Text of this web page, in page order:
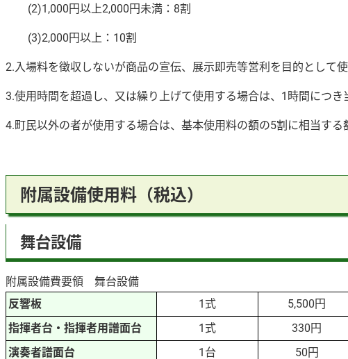
(2)1,000円以上2,000円未満：8割
(3)2,000円以上：10割
2.入場料を徴収しないが商品の宣伝、展示即売等営利を目的として
3.使用時間を超過し、又は繰り上げて使用する場合は、1時間につ
4.町民以外の者が使用する場合は、基本使用料の額の5割に相当する
附属設備使用料（税込）
舞台設備
附属設備費要領 舞台設備
反響板
1式
5,500円
指揮者台・指揮者用譜面台
1式
330円
演奏者譜面台
1台
50円